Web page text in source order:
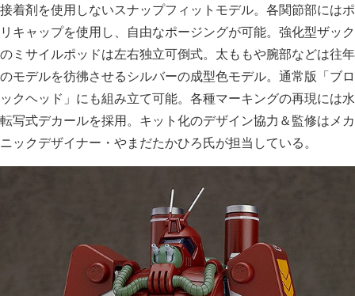
接着剤を使用しないスナップフィットモデル。各関節部にはポ
リキャップを使用し、自由なポージングが可能。強化型ザック
のミサイルポッドは左右独立可倒式。太ももや腕部などは往年
のモデルを彷彿させるシルバーの成型色モデル。通常版「ブロ
ックヘッド」にも組み立て可能。各種マーキングの再現には水
転写式デカールを採用。キット化のデザイン協力＆監修はメカ
ニックデザイナー・やまだたかひろ氏が担当している。